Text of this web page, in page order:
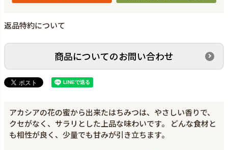
返品特約について
商品についてのお問い合わせ
アカシアの花の蜜から出来たはちみつは、やさしい香りで、
クセがなく、サラリとした上品な味わいです。 どんな食材と
も相性が良く、少量でも甘みが引き立ちます。